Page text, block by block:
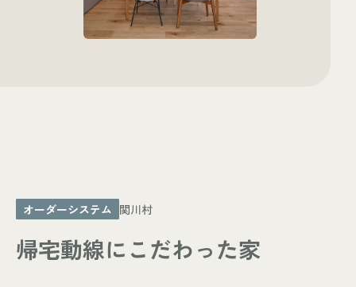
- お知らせ
- 会社情報
CONTACT
オーダーシステム 関川村
帰宅動線にこだわった家